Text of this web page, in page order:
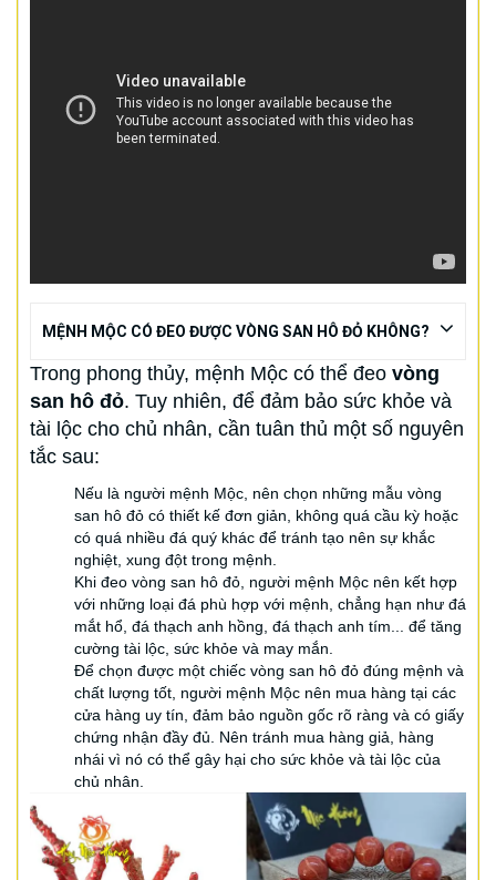
MỆNH MỘC CÓ ĐEO ĐƯỢC VÒNG SAN HÔ ĐỎ KHÔNG?
Trong phong thủy, mệnh Mộc có thể đeo vòng
san hô đỏ. Tuy nhiên, để đảm bảo sức khỏe và
tài lộc cho chủ nhân, cần tuân thủ một số nguyên
tắc sau:
Nếu là người mệnh Mộc, nên chọn những mẫu vòng
san hô đỏ có thiết kế đơn giản, không quá cầu kỳ hoặc
có quá nhiều đá quý khác để tránh tạo nên sự khắc
nghiệt, xung đột trong mệnh.
Khi đeo vòng san hô đỏ, người mệnh Mộc nên kết hợp
với những loại đá phù hợp với mệnh, chẳng hạn như đá
mắt hổ, đá thạch anh hồng, đá thạch anh tím... để tăng
cường tài lộc, sức khỏe và may mắn.
Để chọn được một chiếc vòng san hô đỏ đúng mệnh và
chất lượng tốt, người mệnh Mộc nên mua hàng tại các
cửa hàng uy tín, đảm bảo nguồn gốc rõ ràng và có giấy
chứng nhận đầy đủ. Nên tránh mua hàng giả, hàng
nhái vì nó có thể gây hại cho sức khỏe và tài lộc của
chủ nhân.